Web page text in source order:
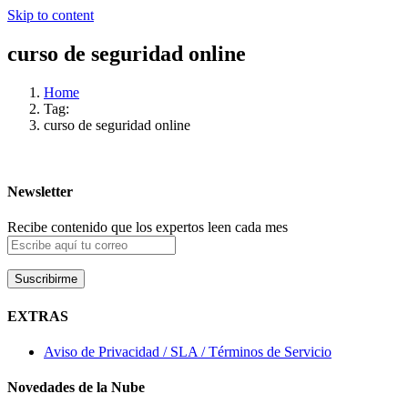
Skip to content
curso de seguridad online
Home
Tag:
curso de seguridad online
Newsletter
Recibe contenido que los expertos leen cada mes
EXTRAS
Aviso de Privacidad / SLA / Términos de Servicio
Novedades de la Nube